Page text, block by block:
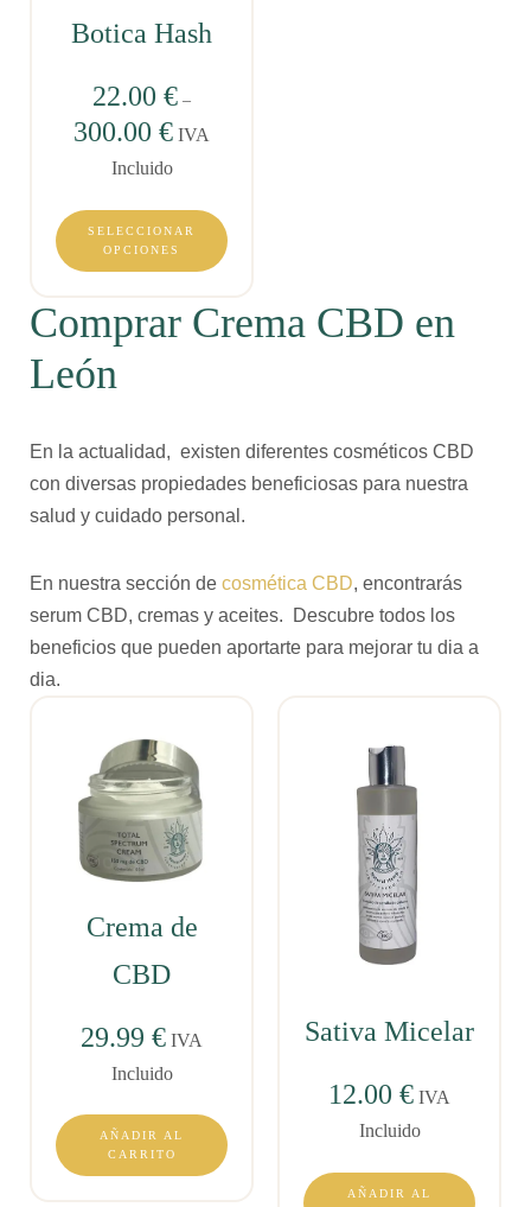
Botica Hash
22.00 € –
300.00 € IVA
Incluido
SELECCIONAR
OPCIONES
Comprar Crema CBD en
León
En la actualidad, existen diferentes cosméticos CBD
con diversas propiedades beneficiosas para nuestra
salud y cuidado personal.
En nuestra sección de cosmética CBD, encontrarás
serum CBD, cremas y aceites. Descubre todos los
beneficios que pueden aportarte para mejorar tu dia a
dia.
Crema de
CBD
29.99 € IVA
Incluido
AÑADIR AL
CARRITO
Sativa Micelar
12.00 € IVA
Incluido
AÑADIR AL